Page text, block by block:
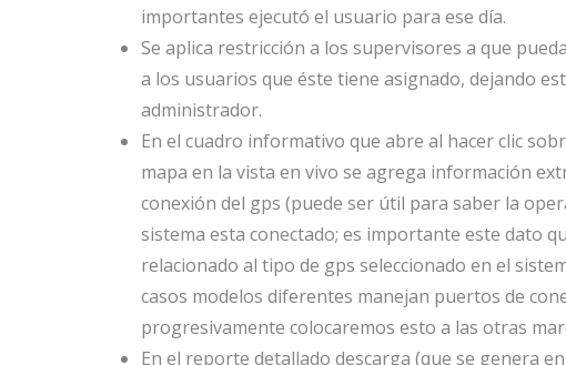
importantes ejecutó el usuario para ese día.
Se aplica restricción a los supervisores a que
a los usuarios que éste tiene asignado, dejando
administrador.
En el cuadro informativo que abre al hacer clic
mapa en la vista en vivo se agrega información
conexión del gps (puede ser útil para saber la
sistema esta conectado; es importante este dato
relacionado al tipo de gps seleccionado en el
casos modelos diferentes manejan puertos de
progresivamente colocaremos esto a las otras
En el reporte detallado descarga (que se genera